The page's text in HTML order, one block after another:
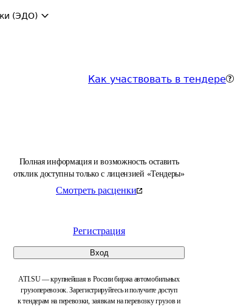
(ЭДО)
Как участвовать в тендере
Полная информация и возможность оставить
отклик доступны только с лицензией «Тендеры»
Смотреть расценки
Регистрация
Вход
ATI.SU — крупнейшая в России биржа автомобильных
грузоперевозок. Зарегистрируйтесь и получите доступ
к тендерам на перевозки, заявкам на перевозку грузов и